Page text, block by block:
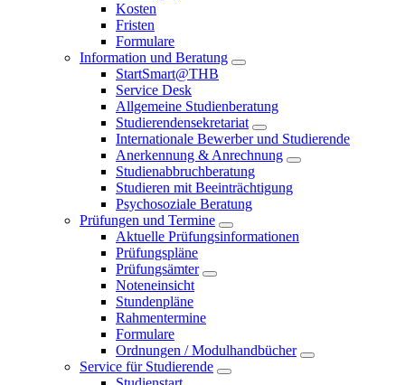
Kosten
Fristen
Formulare
Information und Beratung
StartSmart@THB
Service Desk
Allgemeine Studienberatung
Studierendensekretariat
Internationale Bewerber und Studierende
Anerkennung & Anrechnung
Studienabbruchberatung
Studieren mit Beeinträchtigung
Psychosoziale Beratung
Prüfungen und Termine
Aktuelle Prüfungsinformationen
Prüfungspläne
Prüfungsämter
Noteneinsicht
Stundenpläne
Rahmentermine
Formulare
Ordnungen / Modulhandbücher
Service für Studierende